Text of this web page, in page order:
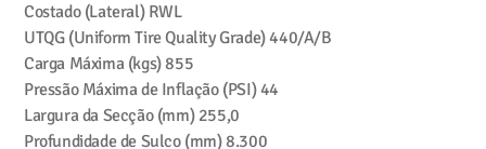
Costado (Lateral) RWL
UTQG (Uniform Tire Quality Grade)440/A/B
Carga Máxima (kgs)855
Pressão Máxima de Inflação (PSI)44
Largura da Secção (mm) 255,0
Profundidade de Sulco (mm)8.300